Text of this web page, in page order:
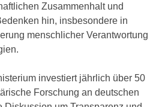
Zusammenhalt und
hin, insbesondere in
menschlicher Verantwortung
investiert jährlich über 50
Forschung an deutschen